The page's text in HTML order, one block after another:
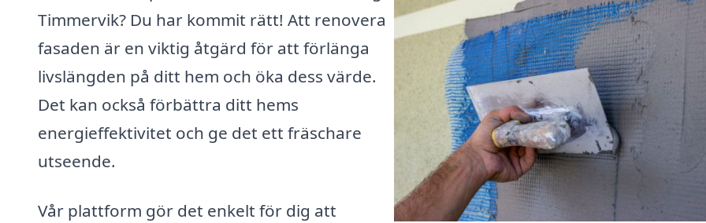
Timmervik? Du har kommit rätt! Att renovera
fasaden är en viktig åtgärd för att förlänga
livslängden på ditt hem och öka dess värde.
Det kan också förbättra ditt hems
energieffektivitet och ge det ett fräschare
utseende.
Vår plattform gör det enkelt för dig att